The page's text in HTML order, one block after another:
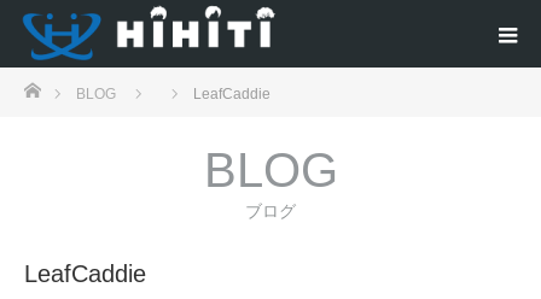
ホームBLOG LeafCaddie
BLOG
ブログ
LeafCaddie